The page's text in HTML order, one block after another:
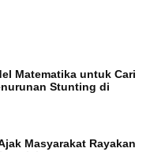
Matematika untuk Cari
Stunting di
Masyarakat Rayakan